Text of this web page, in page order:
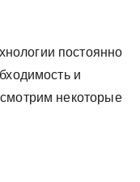
постоянно
и
некоторые